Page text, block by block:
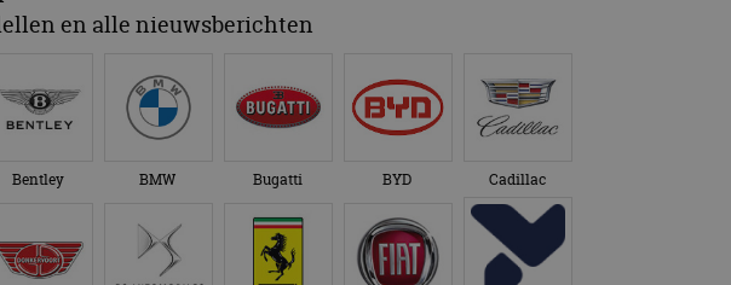
en alle nieuwsberichten
Bentley BMW Bugatti BYD Cadillac